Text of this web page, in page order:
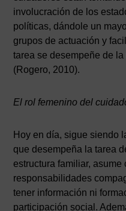
involucración de los
políticas, dándole un
grupos de actuación y
tarea se desempeñe de
(Rogero, 2010).
El rol femenino del
Hoy en día, sigue siendo
que desempeña la tarea
estructura familiar, asume
responsabilidades
tener información ni
participación social.